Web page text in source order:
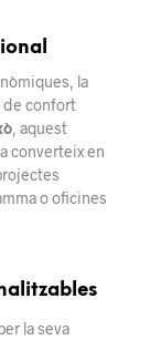
la
de confort
, aquest
converteix en
o oficines
la seva